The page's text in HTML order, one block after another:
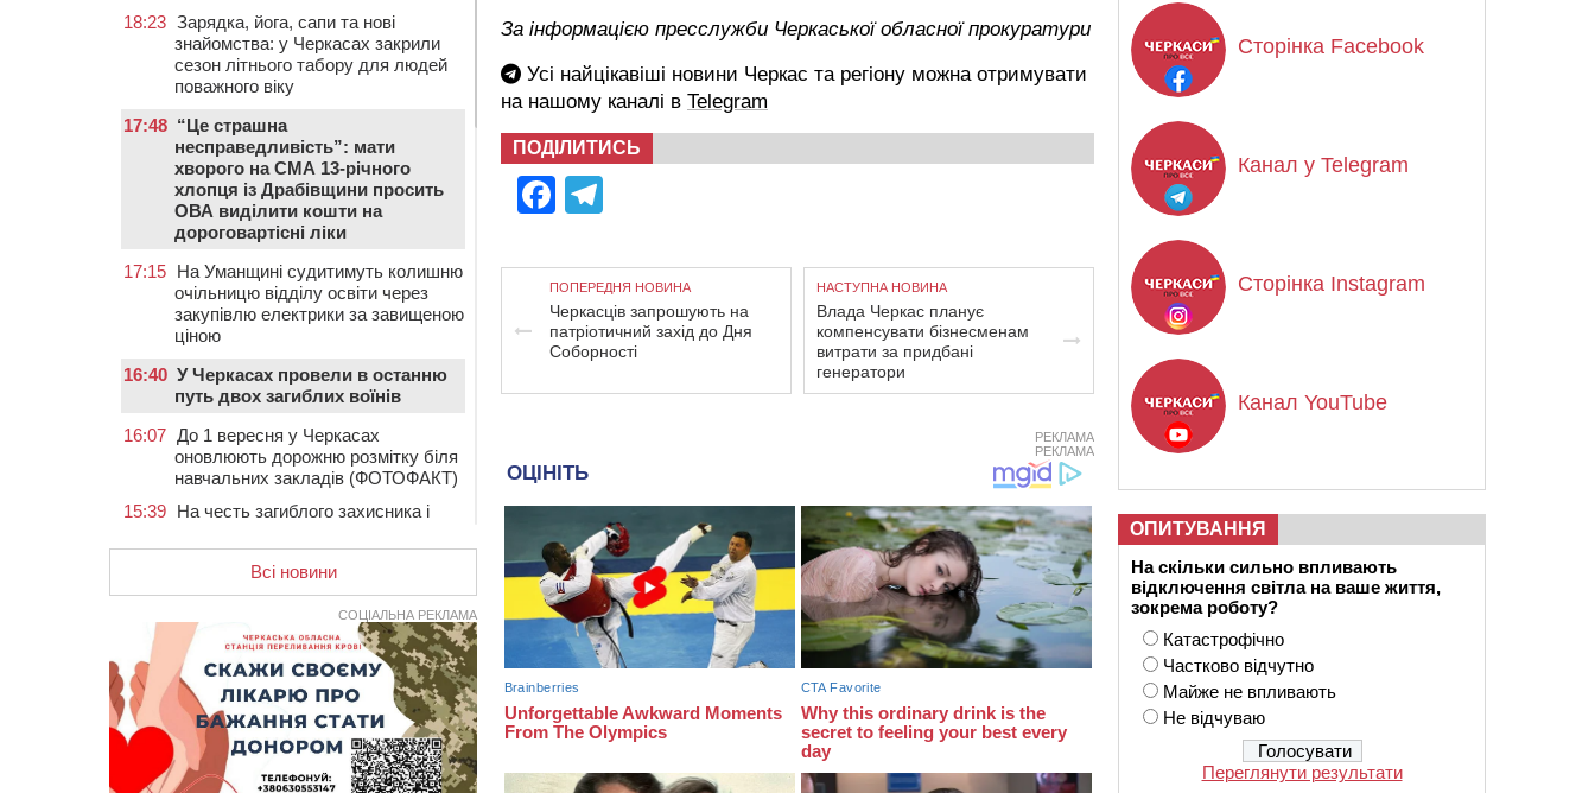
За інформацією пресслужби Черкаської обласної прокуратури
Усі найцікавіші новини Черкас та регіону можна отримувати
на нашому каналі в Telegram
ПОДІЛИТИСЬ
Facebook
ПОПЕРЕДНЯ НОВИНА
Черкасців запрошують на
патріотичний захід до Дня
Соборності
НАСТУПНА НОВИНА
Влада Черкас планує
компенсувати бізнесменам
витрати за придбані
генератори
РЕКЛАМА
РЕКЛАМА
18:23 Зарядка, йога, сапи та нові
знайомства: у Черкасах закрили
сезон літнього табору для людей
поважного віку
17:48 “Це страшна
несправедливість”: мати
хворого на СМА 13-річного
хлопця із Драбівщини просить
ОВА виділити кошти на
дороговартісні ліки
17:15 На Уманщині судитимуть колишню
очільницю відділу освіти через
закупівлю електрики за завищеною
ціною
16:40 У Черкасах провели в останню
путь двох загиблих воїнів
16:07 До 1 вересня у Черкасах
оновлюють дорожню розмітку біля
навчальних закладів (ФОТОФАКТ)
15:39 На честь загиблого захисника і
спортивно-реабілітаційний центр
заборону міськради, проведуть
“Ше.Fest”
14:31
У Каневі аномальна спека
призвела до перебоїв у роботі
електромереж та комунальних
служб
На Черкащині намолотили перший
мільйон тонн зерна нового врожаю
Всі новини
СОЦІАЛЬНА РЕКЛАМА
Сторінка Facebook
Канал у Telegram
Сторінка Instagram
Канал YouTube
ОПИТУВАННЯ
На скільки сильно впливають
відключення світла на ваше життя,
зокрема роботу?
Катастрофічно
Частково відчутно
Майже не впливають
Не відчуваю
Переглянути результати